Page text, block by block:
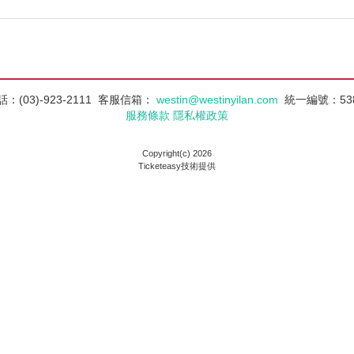
：(03)-923-2111 客服信箱： westin@westinyilan.com 統一編號：
服務條款 隱私權政策
Copyright(c) 2026
Ticketeasy技術提供